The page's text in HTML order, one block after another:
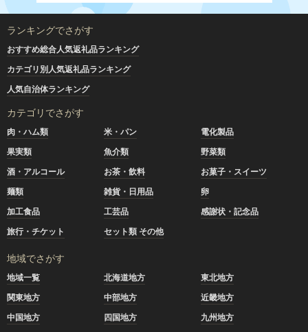
ランキングでさがす
おすすめ総合人気返礼品ランキング
カテゴリ別人気返礼品ランキング
人気自治体ランキング
カテゴリでさがす
肉・ハム類 米・パン
電化製品
果実類
魚介類
野菜類
酒・アルコール
お茶・飲料
お菓子・スイーツ
麺類
雑貨・日用品
卵
加工食品
工芸品
感謝状・記念品
旅行・チケット
セット類 その他
地域でさがす
地域一覧 北海道地方
東北地方
関東地方
中部地方
近畿地方
中国地方
四国地方 九州地方